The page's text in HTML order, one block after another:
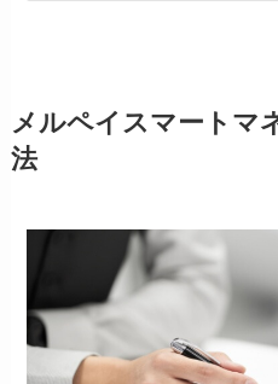
メルペイスマートマ
法